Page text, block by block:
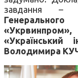
завдання –
«Укрвинпром»,
«Український
Володимира